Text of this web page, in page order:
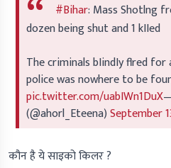
#Bihar: Mass Shotlng
dozen being shut and 1 kIIed
The criminals bIindIy flred for
police was nowhere to be
pic.twitter.com/uabIWn1DuX
(@ahorl_Eteena)September
कौन है ये साइको किलर ?